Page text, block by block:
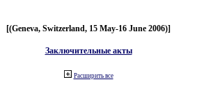
[(Geneva, Switzerland, 15 May-16 June 2006)]
Заключительные акты
Расширить все